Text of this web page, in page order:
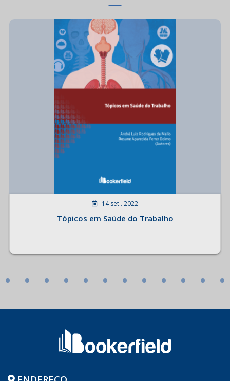
14 set.. 2022
Tópicos em Saúde do Trabalho
• • • • • • • • • • • •